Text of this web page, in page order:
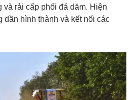
rải cấp phối đá dăm. Hiện
dần hình thành và kết nối các